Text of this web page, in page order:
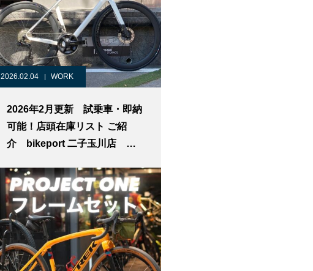
2026.02.04 WORK
2026年2月更新 試乗車・即納
可能！店頭在庫リスト ご紹
介 bikeport 二子玉川店 ロ
自転車 在庫 TREK トレッ
ク